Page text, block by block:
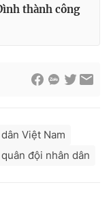
thành công
Việt Nam
quân đội nhân dân